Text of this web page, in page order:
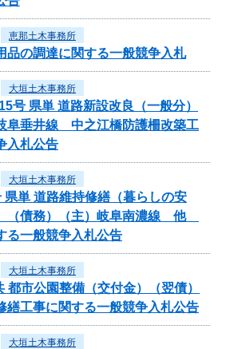
恵那土木事務所
品の調達に関する一般競争入札
大垣土木事務所
号 県単 道路新設改良（一般分）
阜垂井線 中之江橋防護柵改築工
入札公告
大垣土木事務所
県単 道路維持修繕（暮らしの安
（債務）（主）岐阜南濃線 他
る一般競争入札公告
大垣土木事務所
都市公園整備（交付金）（翌債）
繕工事に関する一般競争入札公告
大垣土木事務所